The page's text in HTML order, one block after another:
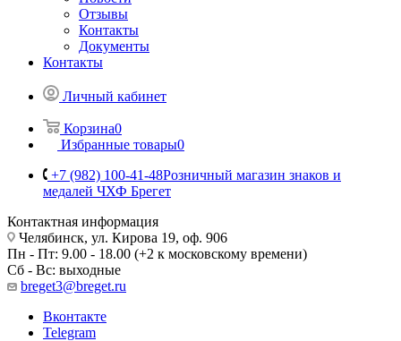
Отзывы
Контакты
Документы
Контакты
Личный кабинет
Корзина0
Избранные товары0
+7 (982) 100-41-48Розничный магазин знаков и
медалей ЧХФ Брегет
Контактная информация
Челябинск, ул. Кирова 19, оф. 906
Пн - Пт: 9.00 - 18.00 (+2 к московскому времени)
Сб - Вс: выходные
breget3@breget.ru
Вконтакте
Telegram